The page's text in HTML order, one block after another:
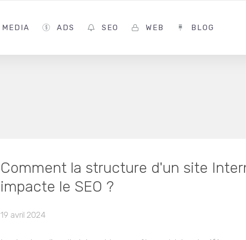
MEDIA ADS SEO WEB BLOG
Comment la structure d'un site
impacte le SEO ?
19 avril 2024